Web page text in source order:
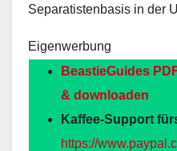
Separatistenbasis in der
Eigenwerbung
BeastieGuides
& downloaden
Kaffee-Support
https://